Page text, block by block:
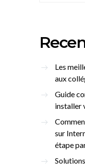
Les
aux
Guide
installer
sur
étape